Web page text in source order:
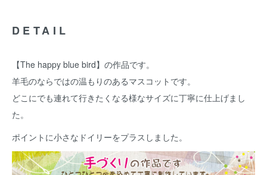
DETAIL
【The happy blue bird】の作品です。
羊毛のならではの温もりのあるマスコットです。
どこにでも連れて行きたくなる様なサイズに丁寧に仕上げまし
た。
ポイントに小さなドイリーをプラスしました。